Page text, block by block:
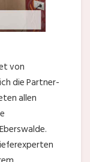
von
die Partner-
allen